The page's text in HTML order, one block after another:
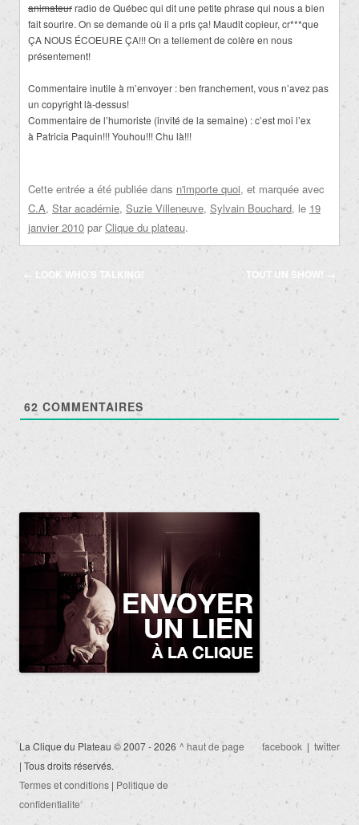
animateurradio de Québec qui dit une petite phrase qui nous a bien
fait sourire. On se demande où il a pris ça! Maudit copieur, cr***que
ÇA NOUS ÉCOEURE ÇA!!! On a tellement de colère en nous
présentement!
Commentaire inutile à m’envoyer : ben franchement, vous n’avez pas
un copyright là-dessus!
Commentaire de l’humoriste (invité de la semaine) : c’est moi l’ex
à Patricia Paquin!!! Youhou!!! Chu là!!!
Cette entrée a été publiée dans n'importe quoi, et marquée avec
C.A, Star académie, Suzie Villeneuve, Sylvain Bouchard, le 19
janvier 2010 par Clique du plateau.
Navigation
← LOOK WHO’S TALKING! TOUT UN SHOW! →
62 COMMENTAIRES
La Clique du Plateau © 2007 - 2026
| Tous droits réservés.
Termes et conditions | Politique de
confidentialite
^ haut de page facebook | twitter